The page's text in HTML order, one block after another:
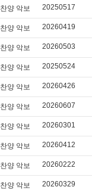
찬양 악보 20250517
찬양 악보 20260419
찬양 악보 20260503
찬양 악보 20250524
찬양 악보 20260426
찬양 악보 20260607
찬양 악보 20260301
찬양 악보 20260412
찬양 악보 20260222
찬양 악보 20260329